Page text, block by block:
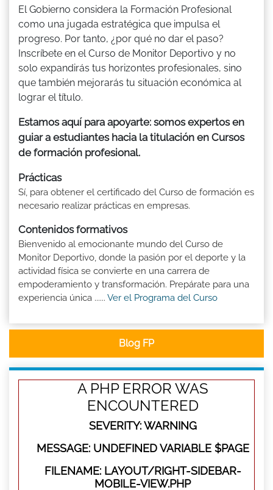
El Gobierno considera la Formación Profesional
como una jugada estratégica que impulsa el
progreso. Por tanto, ¿por qué no dar el paso?
Inscríbete en el Curso de Monitor Deportivo y no
solo expandirás tus horizontes profesionales, sino
que también mejorarás tu situación económica al
lograr el título.
Estamos aquí para apoyarte: somos expertos en
guiar a estudiantes hacia la titulación en Cursos
de formación profesional.
Prácticas
Sí, para obtener el certificado del Curso de formación es
necesario realizar prácticas en empresas.
Contenidos formativos
Bienvenido al emocionante mundo del Curso de
Monitor Deportivo, donde la pasión por el deporte y la
actividad física se convierte en una carrera de
empoderamiento y transformación. Prepárate para una
experiencia única ...... Ver el Programa del Curso
Blog FP
A PHP ERROR WAS
ENCOUNTERED
SEVERITY: WARNING
MESSAGE: UNDEFINED VARIABLE $PAGE
FILENAME: LAYOUT/RIGHT-SIDEBAR-
MOBILE-VIEW.PHP